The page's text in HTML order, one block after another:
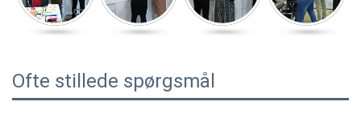
Ofte stillede spørgsmål